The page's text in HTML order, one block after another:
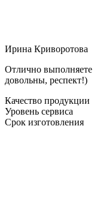
Ирина Криворотова
Отлично выполняете
довольны, респект!)
Качество продукции
Уровень сервиса
Срок изготовления